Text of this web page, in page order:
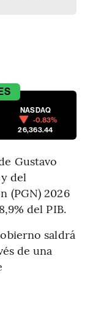
NASDAQ
-0.83%
26,363.44
Gustavo
del
(PGN) 2026
del PIB.
saldrá
de una